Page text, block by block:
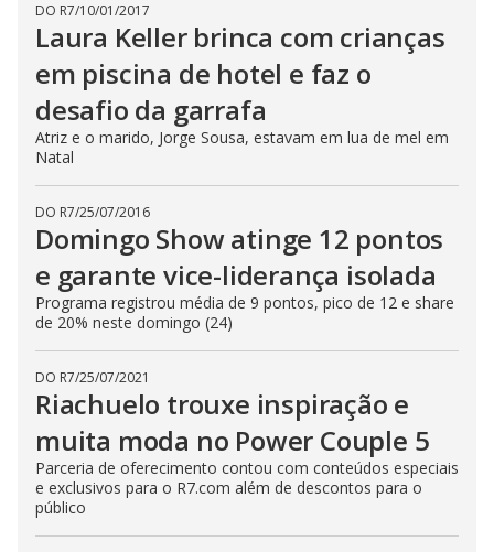
DO R7/10/01/2017
Laura Keller brinca com crianças
em piscina de hotel e faz o
desafio da garrafa
Atriz e o marido, Jorge Sousa, estavam em lua de mel em
Natal
DO R7/25/07/2016
Domingo Show atinge 12 pontos
e garante vice-liderança isolada
Programa registrou média de 9 pontos, pico de 12 e share
de 20% neste domingo (24)
DO R7/25/07/2021
Riachuelo trouxe inspiração e
muita moda no Power Couple 5
Parceria de oferecimento contou com conteúdos especiais
e exclusivos para o R7.com além de descontos para o
público